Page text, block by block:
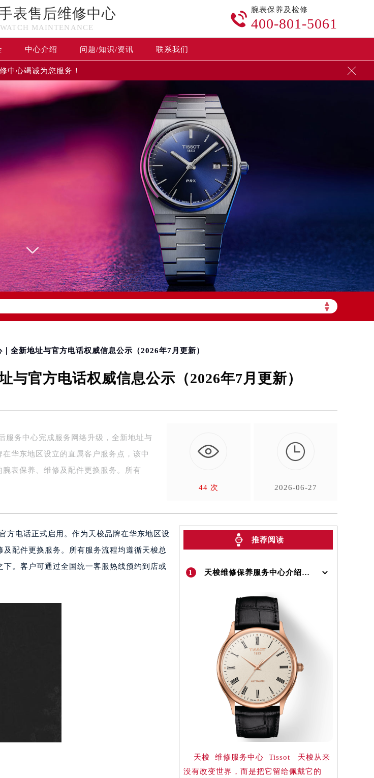
表售后维修中心
MAINTENANCE

腕表保养及检修
400-801-5061
中心介绍 问题/知识/资讯 联系我们
中心竭诚为您服务！ 
▲
▼
香港、澳门、台湾全部区域（非大陆需加拨“+86”）
提前预约）
前预约）
层3508室（需提前预约）
需提前预约）
（需提前预约）
需提前预约）
需提前预约）
室（需提前预约）
座办公楼14层07室（需提前预约）
室（需提前预约）
15层07室（需提前预约）
提前预约）
需提前预约）
需提前预约）
约）
需提前预约）
需提前预约）
（芙蓉广场）10层13室（需提前预约）
预约）
3层整层（需提前预约）
全新地址与官方电话权威信息公示（2026年7月更新）
官方电话权威信息公示（2026年7月更新）
服务中心完成服务网络升级，全新地址与
华东地区设立的直属客户服务点，该中
表保养、维修及配件更换服务。所有
44 次

2026-06-27
方电话正式启用。作为天梭品牌在华东地区设
配件更换服务。所有服务流程均遵循天梭总
。客户可通过全国统一客服热线预约到店或
推荐阅读
1 天梭维修保养服务中心介绍 | Tissot
天梭 维修服务中心 Tissot 天梭从来
没有改变世界，而是把它留给佩戴它的